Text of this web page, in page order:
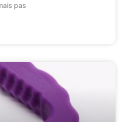
pas